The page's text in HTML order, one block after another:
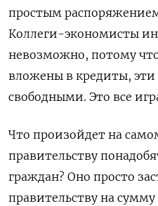
простым
Коллеги-экономисты
невозможно, потому
вложены в кредиты, эти
свободными. Это все
Что произойдет на
правительству
граждан? Оно просто
правительству на